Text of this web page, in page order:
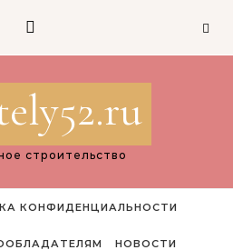
строительство
КОНФИДЕНЦИАЛЬНОСТИ
НОВОСТИ